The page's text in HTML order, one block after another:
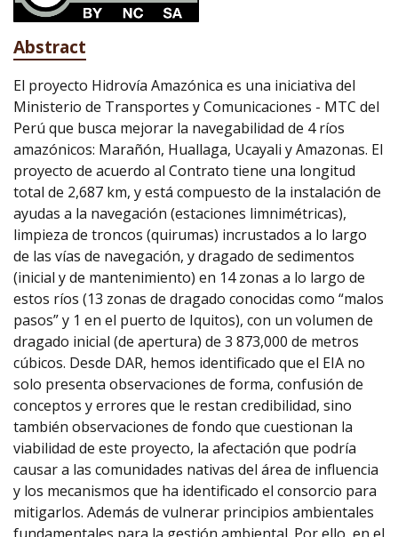
Abstract
El proyecto Hidrovía Amazónica es una iniciativa del
Ministerio de Transportes y Comunicaciones - MTC del
Perú que busca mejorar la navegabilidad de 4 ríos
amazónicos: Marañón, Huallaga, Ucayali y Amazonas. El
proyecto de acuerdo al Contrato tiene una longitud
total de 2,687 km, y está compuesto de la instalación de
ayudas a la navegación (estaciones limnimétricas),
limpieza de troncos (quirumas) incrustados a lo largo
de las vías de navegación, y dragado de sedimentos
(inicial y de mantenimiento) en 14 zonas a lo largo de
estos ríos (13 zonas de dragado conocidas como “malos
pasos” y 1 en el puerto de Iquitos), con un volumen de
dragado inicial (de apertura) de 3 873,000 de metros
cúbicos. Desde DAR, hemos identificado que el EIA no
solo presenta observaciones de forma, confusión de
conceptos y errores que le restan credibilidad, sino
también observaciones de fondo que cuestionan la
viabilidad de este proyecto, la afectación que podría
causar a las comunidades nativas del área de influencia
y los mecanismos que ha identificado el consorcio para
mitigarlos. Además de vulnerar principios ambientales